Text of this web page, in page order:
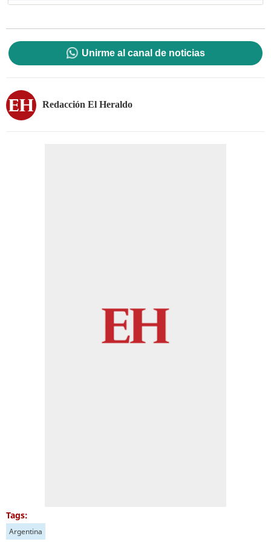
Unirme al canal de noticias
Redacción El Heraldo
Tags:
Argentina